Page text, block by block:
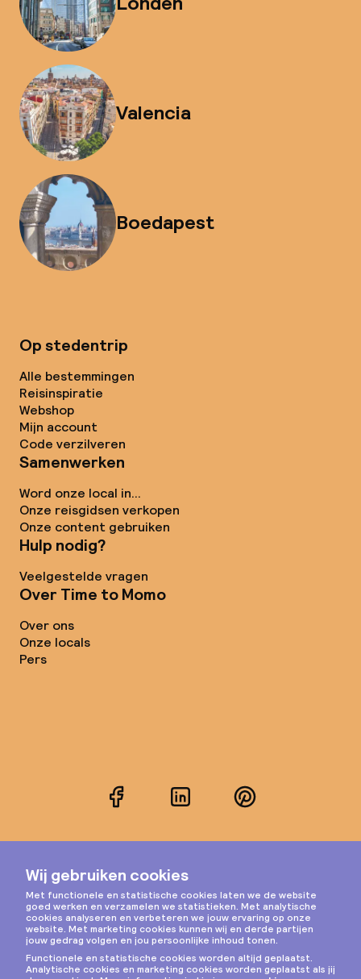
Valencia
Boedapest
Op stedentrip
Alle bestemmingen
Reisinspiratie
Webshop
Mijn account
Code verzilveren
Samenwerken
Word onze local in...
Onze reisgidsen verkopen
Onze content gebruiken
Hulp nodig?
Veelgestelde vragen
Over Time to Momo
Over ons
Onze locals
Pers
FacebookLinkedInPinterest
Instagram